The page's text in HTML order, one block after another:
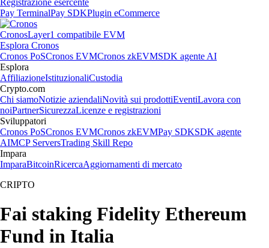
Registrazione esercente
Pay TerminalPay SDKPlugin eCommerce
CronosLayer1 compatibile EVM
Esplora Cronos
Cronos PoSCronos EVMCronos zkEVMSDK agente AI
Esplora
AffiliazioneIstituzionaliCustodia
Crypto.com
Chi siamoNotizie aziendaliNovità sui prodottiEventiLavora con
noiPartnerSicurezzaLicenze e registrazioni
Sviluppatori
Cronos PoSCronos EVMCronos zkEVMPay SDKSDK agente
AIMCP ServersTrading Skill Repo
Impara
ImparaBitcoinRicercaAggiornamenti di mercato
CRIPTO
Fai staking Fidelity Ethereum
Fund in Italia